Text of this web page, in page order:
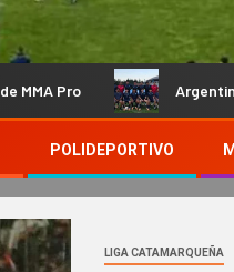
Argentina fue
POLIDEPORTIVO
LIGA CATAMARQUEÑA